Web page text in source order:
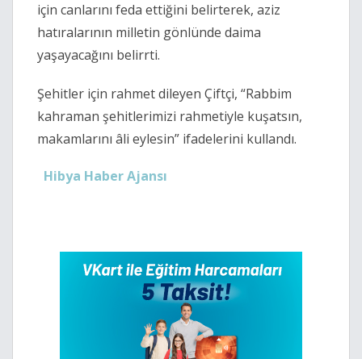
için canlarını feda ettiğini belirterek, aziz
hatıralarının milletin gönlünde daima
yaşayacağını belirrti.
Şehitler için rahmet dileyen Çiftçi, “Rabbim
kahraman şehitlerimizi rahmetiyle kuşatsın,
makamlarını âli eylesin” ifadelerini kullandı.
Hibya Haber Ajansı